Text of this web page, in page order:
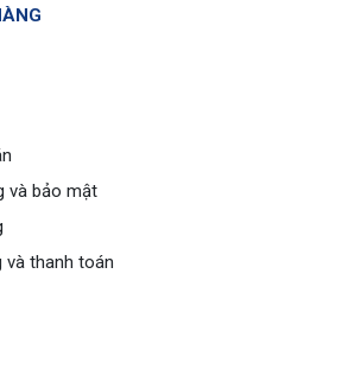
và bảo mật
và thanh toán